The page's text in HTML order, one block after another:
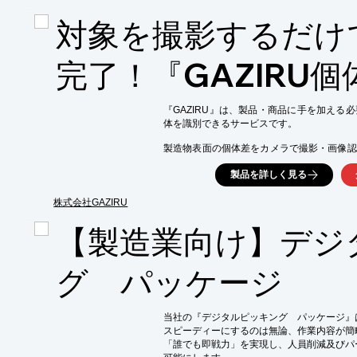
【活用シーン】
・取引先への金型貸出管理
・金型の所在、使用履歴の可視化
・返却期限の管理と通知
・棚卸業務の効率化
【導入の効果】
・金型管理状況の見える化による、管理工数
・コンプライアンス対応の強化と証跡管理
・取引先との情報共有の円滑化
・返却遅延の防止と早期発見
対象を撮影するだ
完了！『GAZIRU個
株式会社GAZIRU
『GAZIRU』は、製品・商品に手を加える
体を識別できるサービスです。
製造物表面の個体差をカメラで撮影・画像
料となる素材の個体識別まで可能。
製品への印字・刻印やタグの取り付けが難
「高精度」「高速」「汎用的」な個体識別
・小さな部品や形状が複雑な製品のトレー
・不具合発生時、同様の不具合を抱えた製
・真贋判定による模造品や不正流通への対策
※詳しくはPDFをダウンロードしていただ
製品を詳しく見る
【製造業向け】デ
グ パッケージ
当社の『デジタルピッキング　パッケージ
スピーディーにするのは無論、作業内容が
「誰でも即戦力」を実現し、人員削減及び